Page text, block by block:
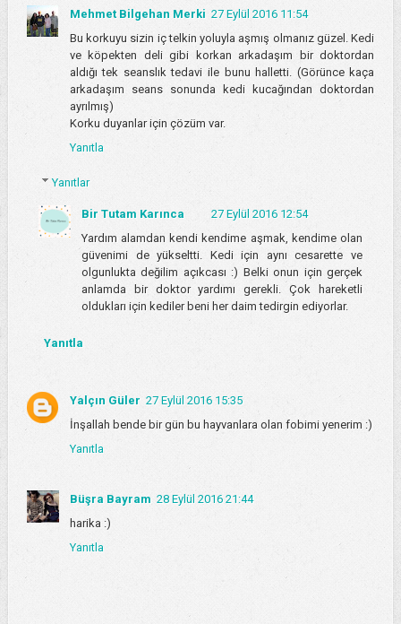
Mehmet Bilgehan Merki 27 Eylül 2016 11:54
Bu korkuyu sizin iç telkin yoluyla aşmış olmanız güzel. Kedi
ve köpekten deli gibi korkan arkadaşım bir doktordan
aldığı tek seanslık tedavi ile bunu halletti. (Görünce kaça
arkadaşım seans sonunda kedi kucağından doktordan
ayrılmış)
Korku duyanlar için çözüm var.
Yanıtla
Yanıtlar
Bir Tutam Karınca
27 Eylül 2016 12:54
Yardım alamdan kendi kendime aşmak, kendime olan
güvenimi de yükseltti. Kedi için aynı cesarette ve
olgunlukta değilim açıkcası :) Belki onun için gerçek
anlamda bir doktor yardımı gerekli. Çok hareketli
oldukları için kediler beni her daim tedirgin ediyorlar.
Yanıtla
Yalçın Güler 27 Eylül 2016 15:35
İnşallah bende bir gün bu hayvanlara olan fobimi yenerim :)
Yanıtla
Büşra Bayram 28 Eylül 2016 21:44
harika :)
Yanıtla